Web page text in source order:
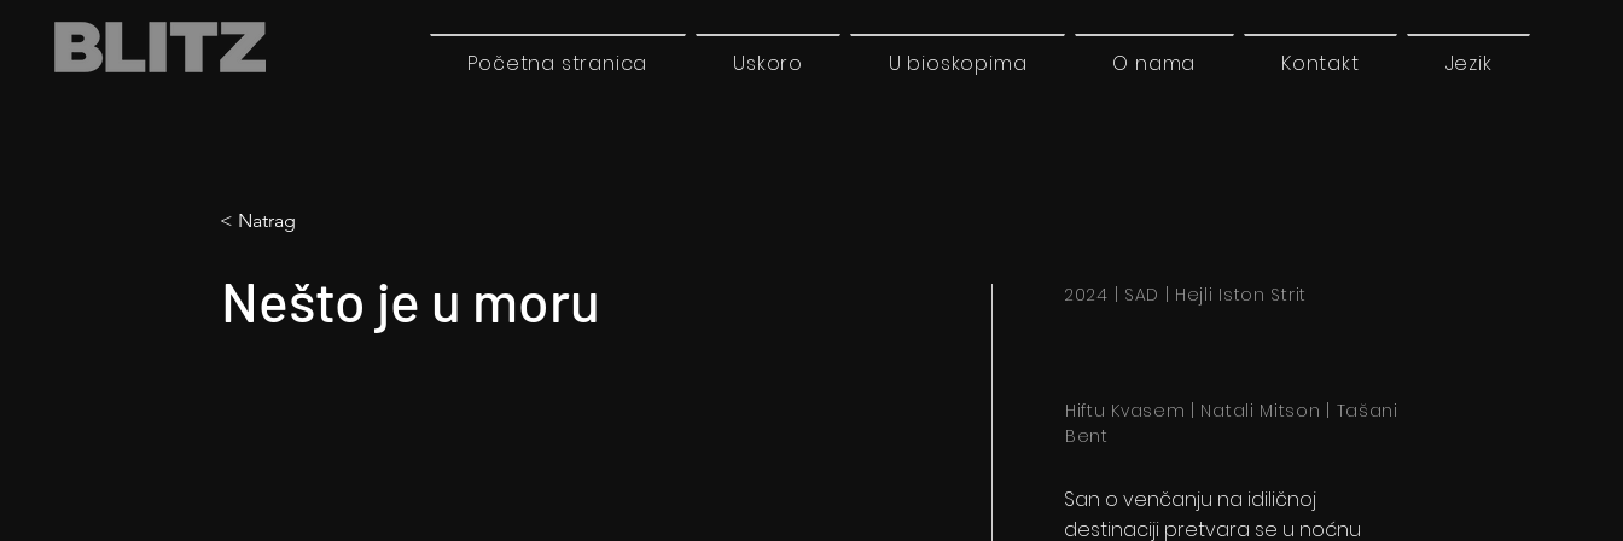
Početna stranica Uskoro U bioskopima O nama Kontakt Jezik
< Natrag
Nešto je u moru 2024 | SAD | Hejli Iston Strit
Hiftu Kvasem | Natali Mitson | Tašani
Bent
San o venčanju na idiličnoj
destinaciji pretvara se u noćnu